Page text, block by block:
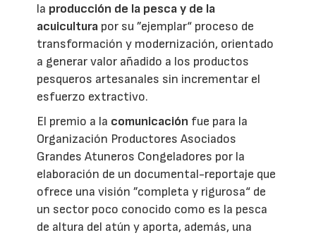
la producción de la pesca y de la
acuicultura por su ”ejemplar“ proceso de
transformación y modernización, orientado
a generar valor añadido a los productos
pesqueros artesanales sin incrementar el
esfuerzo extractivo.
El premio a la comunicación fue para la
Organización Productores Asociados
Grandes Atuneros Congeladores por la
elaboración de un documental-reportaje que
ofrece una visión ”completa y rigurosa“ de
un sector poco conocido como es la pesca
de altura del atún y aporta, además, una